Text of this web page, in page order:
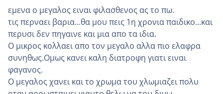
εμενα ο μεγαλος ειναι φιλασθενος ας το πω.
τις περναει βαρια...θα μου πεις 1η χρονια παιδικο...και
περυσι δεν πηγαινε και μια απο τα ιδια.
Ο μικρος κολλαει απο τον μεγαλο αλλα πιο ελαφρα
συνηθως.Ομως κανει καλη διατροφη γιατι ειναι
φαγανος.
Ο μεγαλος χανει και το χρωμα του χλωμιαζει πολυ